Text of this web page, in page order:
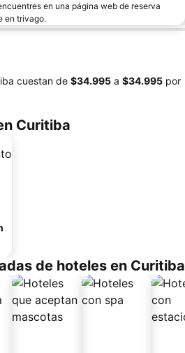
en una página web de reserva
en trivago.
cuestan de ‎$34.995 a ‎$34.995 por
Curitiba
de hoteles en Curitiba